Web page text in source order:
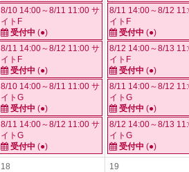
8/10 14:00～8/11 11:00 サ
イトF
受付中 (●)
8/11 14:00～8/12 11:00 サ
イトF
受付中 (●)
8/10 14:00～8/11 11:00 サ
イトG
受付中 (●)
8/11 14:00～8/12 11:00 サ
イトG
受付中 (●)
8/11 14:00～8/12
イトF
受付中 (●)
8/12 14:00～8/13
イトF
受付中 (●)
8/11 14:00～8/12
イトG
受付中 (●)
8/12 14:00～8/13
イトG
受付中 (●)
18
19